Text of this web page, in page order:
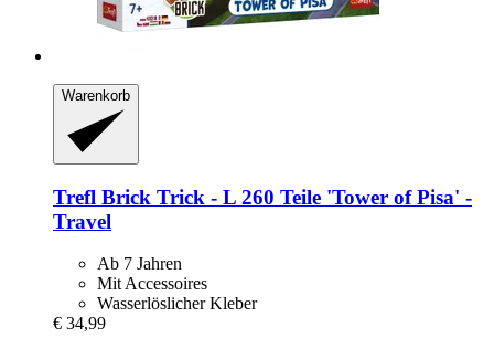
Warenkorb
Trefl Brick Trick -​ L 260 Teile 'Tower of Pisa' -​
Travel
Ab 7 Jahren
Mit Accessoires
Wasserlöslicher Kleber
€ 34,99